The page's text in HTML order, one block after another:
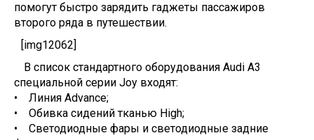
помогут быстро зарядить гаджеты пассажиров
второго ряда в путешествии.
[img12062]
В список стандартного оборудования Audi A3
специальной серии Joy входят:
• Линия Advance;
• Обивка сидений тканью High;
• Светодиодные фары и светодиодные задние